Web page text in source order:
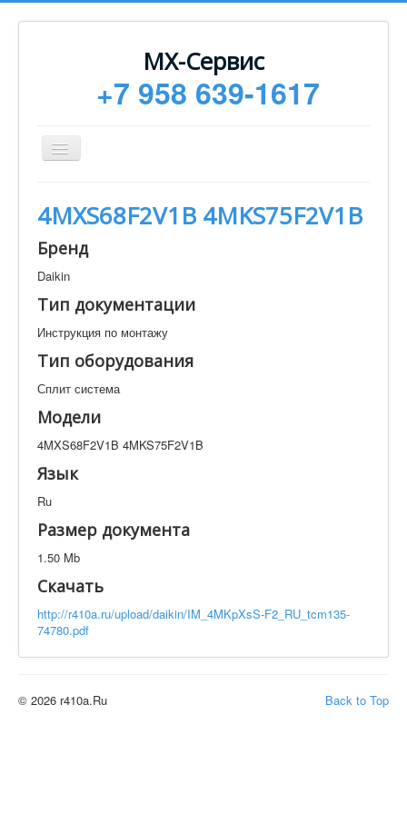
МХ-Сервис
+7 958 639-1617
Toggle
Navigation
Монтаж
Сервисное обслуживание
Техническая документация
Статьи
Техническая документация
Искать
Производитель
Элементов на страницу
4MXS68F2V1B 4MKS75F2V1B
Бренд
Daikin
Тип документации
Инструкция по монтажу
Тип оборудования
Сплит система
Модели
4MXS68F2V1B 4MKS75F2V1B
Язык
Ru
Размер документа
1.50 Mb
Скачать
http://r410a.ru/upload/daikin/IM_4MKpXsS-F2_RU_tcm135-
74780.pdf
Back to Top
© 2026 r410a.Ru